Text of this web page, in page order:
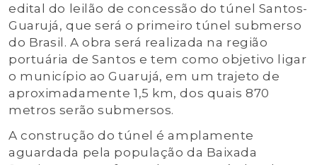
edital do leilão de concessão do túnel Santos-
Guarujá, que será o primeiro túnel submerso
do Brasil. A obra será realizada na região
portuária de Santos e tem como objetivo ligar
o município ao Guarujá, em um trajeto de
aproximadamente 1,5 km, dos quais 870
metros serão submersos.
A construção do túnel é amplamente
aguardada pela população da Baixada